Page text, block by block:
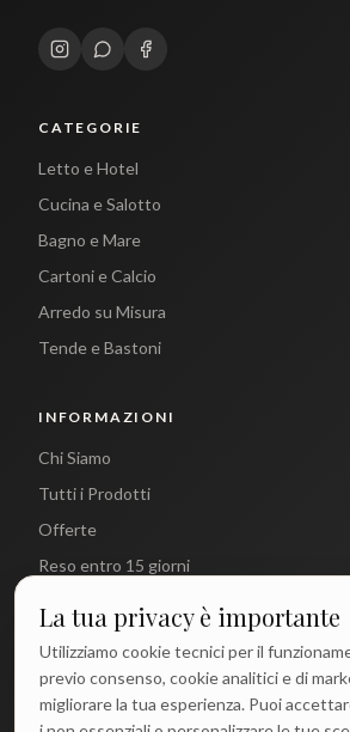
CATEGORIE
Letto e Hotel
Cucina e Salotto
Bagno e Mare
Cartoni e Calcio
Arredo su Misura
Tende e Bastoni
INFORMAZIONI
Chi Siamo
Tutti i Prodotti
Offerte
Reso entro 15 giorni
CONTATTI
info@antichetradizioni.it
+39 329 617 1194
La tua privacy è importante
Utilizziamo cookie tecnici per il
previo consenso, cookie analitici e di
migliorare la tua esperienza. Puoi